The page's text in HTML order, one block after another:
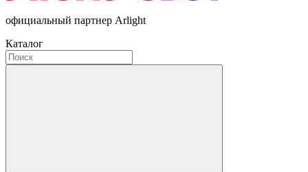
официальный партнер Arlight
Каталог